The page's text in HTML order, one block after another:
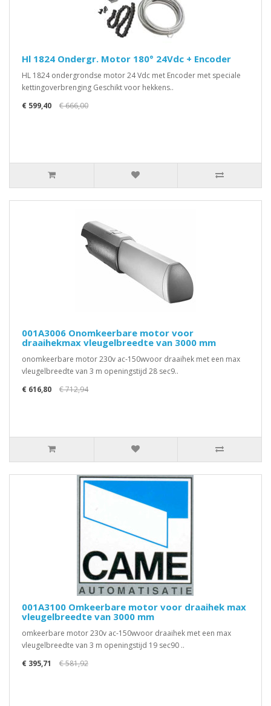
Hl 1824 Ondergr. Motor 180° 24Vdc + Encoder
HL 1824 ondergrondse motor 24 Vdc met Encoder met speciale
kettingoverbrenging Geschikt voor hekkens..
€ 599,40
€ 666,00
001A3006 Onomkeerbare motor voor
draaihekmax vleugelbreedte van 3000 mm
onomkeerbare motor 230v ac-150wvoor draaihek met een max
vleugelbreedte van 3 m openingstijd 28 sec9..
€ 616,80
€ 712,94
001A3100 Omkeerbare motor voor draaihek max
vleugelbreedte van 3000 mm
omkeerbare motor 230v ac-150wvoor draaihek met een max
vleugelbreedte van 3 m openingstijd 19 sec90 ..
€ 395,71
€ 581,92